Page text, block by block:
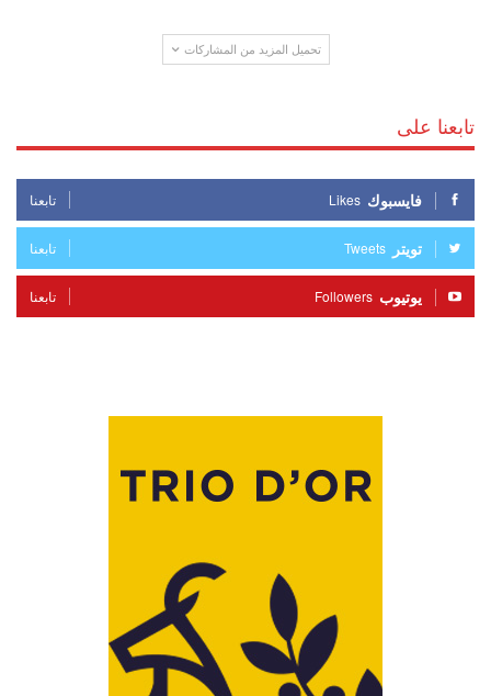
تحميل المزيد من المشاركات
تابعنا على
فايسبوك Likes تابعنا
تويتر Tweets تابعنا
يوتيوب Followers تابعنا